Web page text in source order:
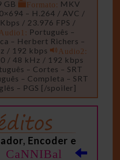
GB Formato: MKV
– H.264 / AVC /
/ 23.976 FPS /
Audio1: Português –
– Herbert Richers –
/ 192 kbps
Audio2:
/ 48 kHz / 192 kbps
– Cortes – SRT
– Completa – SRT
– PGS [/spoiler]
Encoder e
CaNNIBal